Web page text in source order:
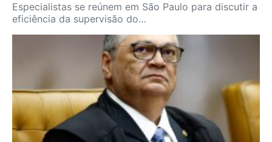
Especialistas se reúnem em São Paulo para discutir a
eficiência da supervisão do…